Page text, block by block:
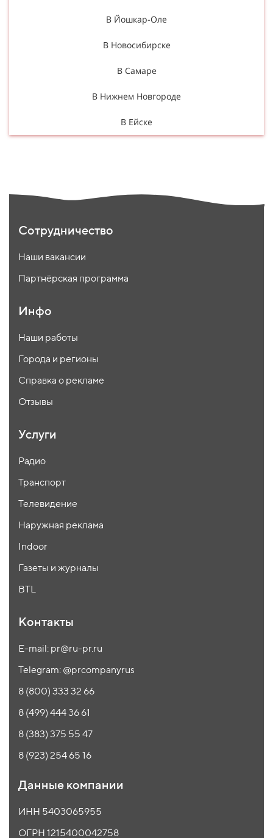
В Йошкар-Оле
В Новосибирске
В Самаре
В Нижнем Новгороде
В Ейске
Сотрудничество
Наши вакансии
Партнёрская программа
Инфо
Наши работы
Города и регионы
Справка о рекламе
Отзывы
Услуги
Радио
Транспорт
Телевидение
Наружная реклама
Indoor
Газеты и журналы
BTL
Контакты
E-mail: pr@ru-pr.ru
Telegram: @prcompanyrus
8 (800) 333 32 66
8 (499) 444 36 61
8 (383) 375 55 47
8 (923) 254 65 16
Данные компании
ИНН 5403065955
ОГРН 1215400042758